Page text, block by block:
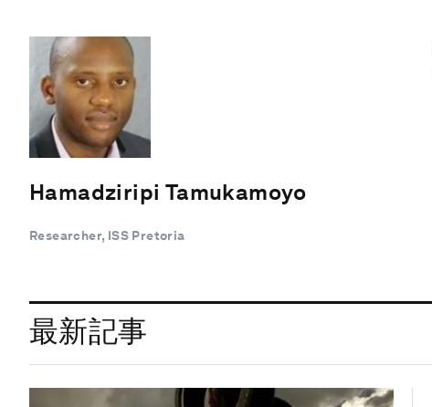
Hamadziripi Tamukamoyo
Researcher, ISS Pretoria
最新記事